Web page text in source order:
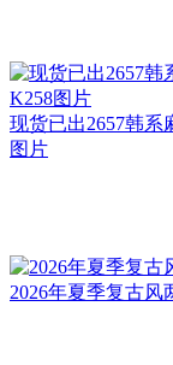
现货已出2657韩系
图片
2026年夏季复古